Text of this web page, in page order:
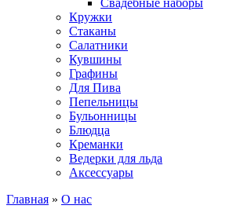
Свадебные наборы
Кружки
Стаканы
Салатники
Кувшины
Графины
Для Пива
Пепельницы
Бульонницы
Блюдца
Креманки
Ведерки для льда
Аксессуары
Главная » О нас